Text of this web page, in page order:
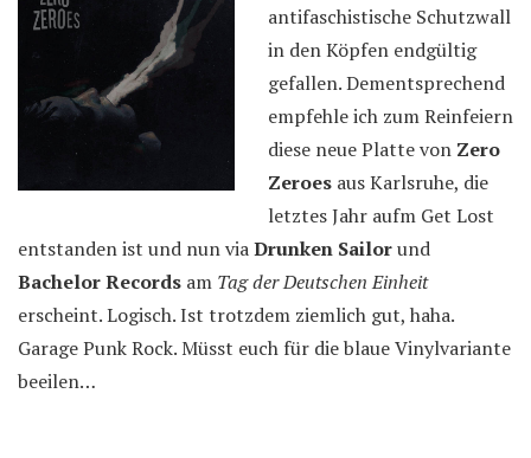
antifaschistische Schutzwall
in den Köpfen endgültig
gefallen. Dementsprechend
empfehle ich zum Reinfeiern
diese neue Platte von Zero
Zeroes aus Karlsruhe, die
letztes Jahr aufm Get Lost
entstanden ist und nun viaDrunken Sailorund
Bachelor Records am Tag der Deutschen Einheit
erscheint. Logisch. Ist trotzdem ziemlich gut, haha.
Garage Punk Rock. Müsst euch für die blaue Vinylvariante
beeilen…